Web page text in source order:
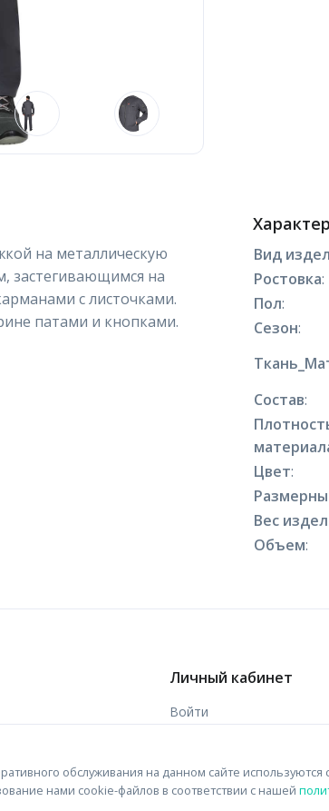
на металлическую
застегивающимся на
с листочками.
патами и кнопками.
Вид
Ростовка:
Пол:
Сезон:
Состав:
Цвет:
Вес
Объем:
Личный кабинет
Войти
обслуживания на данном сайте
нами cookie-файлов в соответствии с нашей